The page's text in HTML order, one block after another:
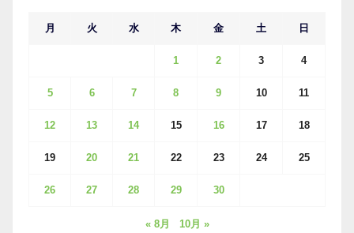
月 火 水 木 金 土 日
1 2 3 4
5 6 7 8 9 10 11
12 13 14 15 16 17 18
19 20 21 22 23 24 25
26 27 28 29 30
« 8月 10月 »